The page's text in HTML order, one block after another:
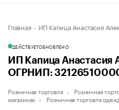
Главная ИП Капица Анастасия
ДЕЙСТВУЕТОБНОВЛЕНО
ИП Капица Анастасия
ОГРНИП:
Розничная торговля
Розничная
магазинах
Розничная торговля